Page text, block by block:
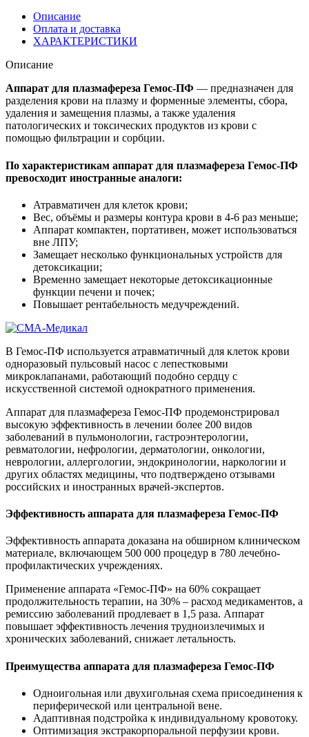
Описание
Оплата и доставка
ХАРАКТЕРИСТИКИ
Описание
Аппарат для плазмафереза Гемос-ПФ — предназначен для
разделения крови на плазму и форменные элементы, сбора,
удаления и замещения плазмы, а также удаления
патологических и токсических продуктов из крови с
помощью фильтрации и сорбции.
По характеристикам аппарат для плазмафереза Гемос-ПФ
превосходит иностранные аналоги:
Атравматичен для клеток крови;
Вес, объёмы и размеры контура крови в 4-6 раз меньше;
Аппарат компактен, портативен, может использоваться
вне ЛПУ;
Замещает несколько функциональных устройств для
детоксикации;
Временно замещает некоторые детоксикационные
функции печени и почек;
Повышает рентабельность медучреждений.
В Гемос-ПФ используется атравматичный для клеток крови
одноразовый пульсовый насос с лепестковыми
микроклапанами, работающий подобно сердцу с
искусственной системой однократного применения.
Аппарат для плазмафереза Гемос-ПФ продемонстрировал
высокую эффективность в лечении более 200 видов
заболеваний в пульмонологии, гастроэнтерологии,
ревматологии, нефрологии, дерматологии, онкологии,
неврологии, аллергологии, эндокринологии, наркологии и
других областях медицины, что подтверждено отзывами
российских и иностранных врачей-экспертов.
Эффективность аппарата для плазмафереза Гемос-ПФ
Эффективность аппарата доказана на обширном клиническом
материале, включающем 500 000 процедур в 780 лечебно-
профилактических учреждениях.
Применение аппарата «Гемос-ПФ» на 60% сокращает
продолжительность терапии, на 30% – расход медикаментов, а
ремиссию заболеваний продлевает в 1,5 раза. Аппарат
повышает эффективность лечения трудноизлечимых и
хронических заболеваний, снижает летальность.
Преимущества аппарата для плазмафереза Гемос-ПФ
Одноигольная или двухигольная схема присоединения к
периферической или центральной вене.
Адаптивная подстройка к индивидуальному кровотоку.
Оптимизация экстракорпоральной перфузии крови.